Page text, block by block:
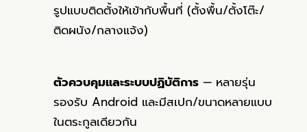
รูปแบบติดตั้งให้เข้ากับพื้นที่ (ตั้งพื้น/ตั้งโต๊ะ/
ติดผนัง/กลางแจ้ง)
ตัวควบคุมและระบบปฏิบัติการ — หลายรุ่น
รองรับ Android และมีสเปก/ขนาดหลายแบบ
ในตระกูลเดียวกัน